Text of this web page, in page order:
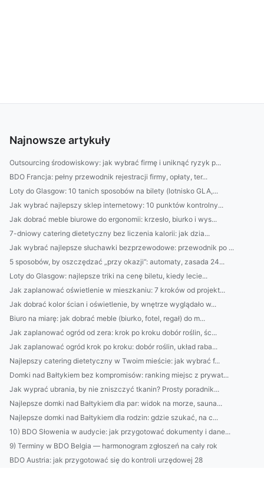
Najnowsze artykuły
Outsourcing środowiskowy: jak wybrać firmę i uniknąć ryzyk p...
BDO Francja: pełny przewodnik rejestracji firmy, opłaty, ter...
Loty do Glasgow: 10 tanich sposobów na bilety (lotnisko GLA,...
Jak wybrać najlepszy sklep internetowy: 10 punktów kontrolny...
Jak dobrać meble biurowe do ergonomii: krzesło, biurko i wys...
7-dniowy catering dietetyczny bez liczenia kalorii: jak dzia...
Jak wybrać najlepsze słuchawki bezprzewodowe: przewodnik po ...
5 sposobów, by oszczędzać „przy okazji”: automaty, zasada 24...
Loty do Glasgow: najlepsze triki na cenę biletu, kiedy lecie...
Jak zaplanować oświetlenie w mieszkaniu: 7 kroków od projekt...
Jak dobrać kolor ścian i oświetlenie, by wnętrze wyglądało w...
Biuro na miarę: jak dobrać meble (biurko, fotel, regał) do m...
Jak zaplanować ogród od zera: krok po kroku dobór roślin, śc...
Jak zaplanować ogród krok po kroku: dobór roślin, układ raba...
Najlepszy catering dietetyczny w Twoim mieście: jak wybrać f...
Domki nad Bałtykiem bez kompromisów: ranking miejsc z prywat...
Jak wyprać ubrania, by nie zniszczyć tkanin? Prosty poradnik...
Najlepsze domki nad Bałtykiem dla par: widok na morze, sauna...
Najlepsze domki nad Bałtykiem dla rodzin: gdzie szukać, na c...
10) BDO Słowenia w audycie: jak przygotować dokumenty i dane...
9) Terminy w BDO Belgia — harmonogram zgłoszeń na cały rok
BDO Austria: jak przygotować się do kontroli urzędowej 28